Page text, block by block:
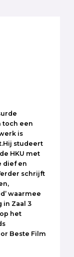
toch een
is
studeert
HKU met
dief en
schrijft
waarmee
Zaal 3
het
Beste Film